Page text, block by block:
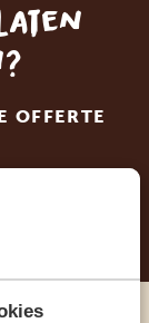
OFFERTE